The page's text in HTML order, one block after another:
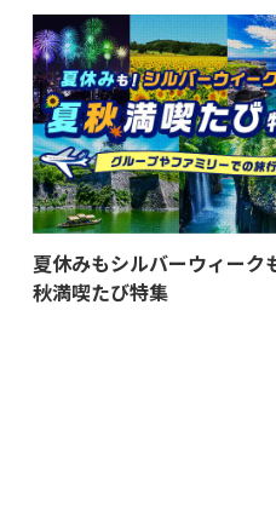
夏休みもシルバーウィーク
秋満喫たび特集